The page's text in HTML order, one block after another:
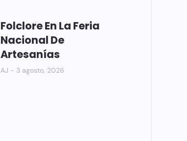
Folclore En La Feria
Nacional De
Artesanías
AJ 3 agosto, 2026